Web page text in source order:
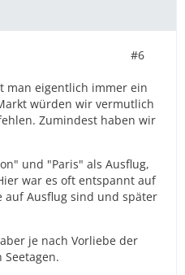
#6
man eigentlich immer ein
würden wir vermutlich
Zumindest haben wir
und "Paris" als Ausflug,
war es oft entspannt auf
auf Ausflug sind und später
je nach Vorliebe der